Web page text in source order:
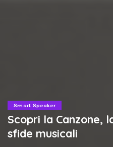
Smart Speaker
Scopri la Canzone,
sfide musicali